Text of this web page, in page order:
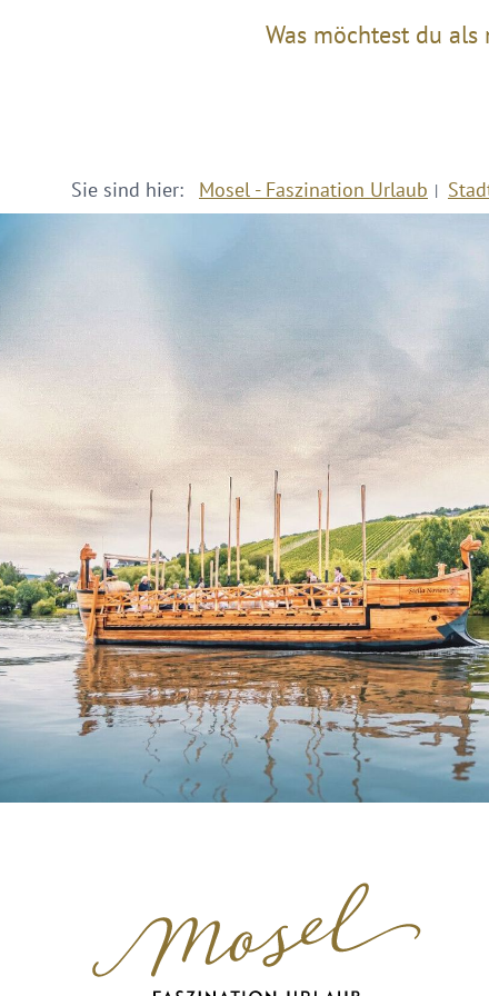
Was möchtest du als
Sie sind hier: Mosel - Faszination Urlaub